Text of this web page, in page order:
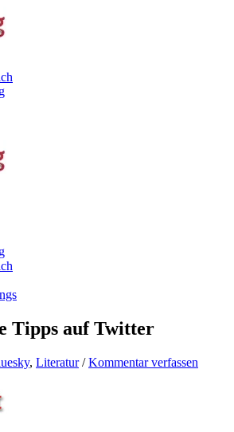
Tipps auf Twitter
, Literatur/Kommentar verfassen